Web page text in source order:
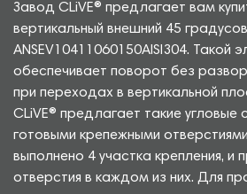
Завод CLiVE® предлагает вам
вертикальный внешний 45 градусов
ANSEV10411060150AISI304. Такой
обеспечивает поворот без
при переходах в вертикальной
CLiVE® предлагает такие угловые
готовыми крепежными
выполнено 4 участка крепления, и
отверстия в каждом из них. Для